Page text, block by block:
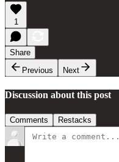
1
Share
Previous
Next
Discussion about this post
Comments Restacks